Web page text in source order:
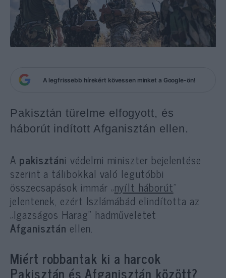
A legfrissebb hírekért kövessen minket a Google-ön!
Pakisztán türelme elfogyott, és
háborút indított Afganisztán ellen.
A pakisztáni védelmi miniszter bejelentése
szerint a tálibokkal való legutóbbi
összecsapások immár „nyílt háborút”
jelentenek, ezért Iszlámábád elindította az
„Igazságos Harag” hadműveletet
Afganisztán ellen.
Miért robbantak ki a harcok
Pakisztán és Afganisztán között?